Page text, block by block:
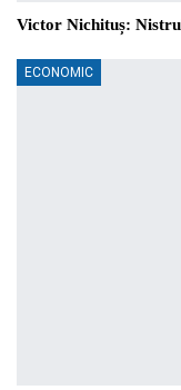
Victor Nichituș:
ECONOMIC